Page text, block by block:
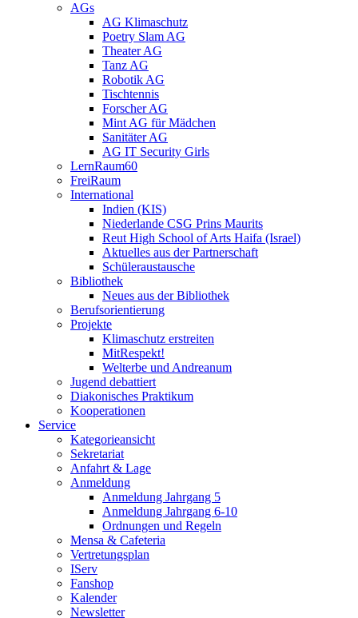
AGs
AG Klimaschutz
Poetry Slam AG
Theater AG
Tanz AG
Robotik AG
Tischtennis
Forscher AG
Mint AG für Mädchen
Sanitäter AG
AG IT Security Girls
LernRaum60
FreiRaum
International
Indien (KIS)
Niederlande CSG Prins Maurits
Reut High School of Arts Haifa (Israel)
Aktuelles aus der Partnerschaft
Schüleraustausche
Bibliothek
Neues aus der Bibliothek
Berufsorientierung
Projekte
Klimaschutz erstreiten
MitRespekt!
Welterbe und Andreanum
Jugend debattiert
Diakonisches Praktikum
Kooperationen
Service
Kategorieansicht
Sekretariat
Anfahrt & Lage
Anmeldung
Anmeldung Jahrgang 5
Anmeldung Jahrgang 6-10
Ordnungen und Regeln
Mensa & Cafeteria
Vertretungsplan
IServ
Fanshop
Kalender
Newsletter